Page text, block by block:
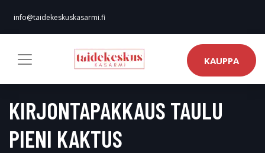
info@taidekeskuskasarmi.fi
KAUPPA
KIRJONTAPAKKAUS TAULU
PIENI KAKTUS